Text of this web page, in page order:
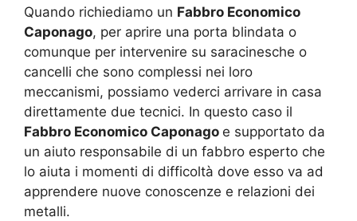
Quando richiediamo un Fabbro Economico
Caponago, per aprire una porta blindata o
comunque per intervenire su saracinesche o
cancelli che sono complessi nei loro
meccanismi, possiamo vederci arrivare in casa
direttamente due tecnici. In questo caso il
Fabbro Economico Caponago e supportato da
un aiuto responsabile di un fabbro esperto che
lo aiuta i momenti di difficoltà dove esso va ad
apprendere nuove conoscenze e relazioni dei
metalli.